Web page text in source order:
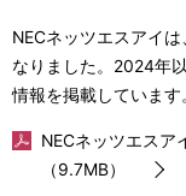
NECネッツエスアイ
なりました。2024年
情報を掲載しています
NECネッツエス
（9.7MB）